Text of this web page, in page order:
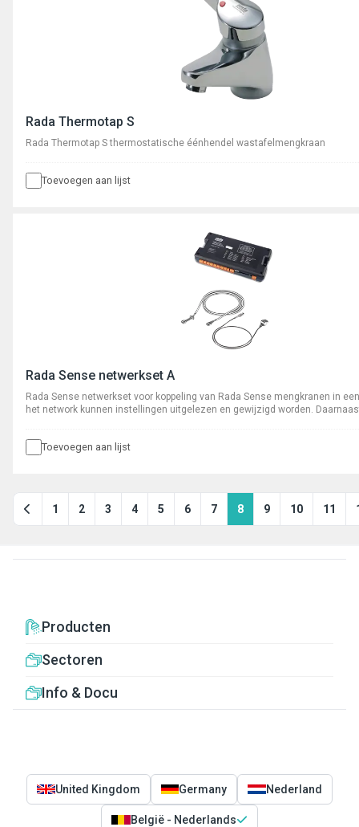
Rada Thermotap S
Rada Thermotap S thermostatische éénhendel wastafelmengkraan
Toevoegen aan lijst
Rada Sense netwerkset A
Rada Sense netwerkset voor koppeling van Rada Sense mengkranen in
het network kunnen instellingen uitgelezen en gewijzigd worden.
Toevoegen aan lijst
1 2 3 4 5 6 7 8 9 10 11
Producten
Sectoren
Info & Docu
United Kingdom Germany Nederland
België - Nederlands